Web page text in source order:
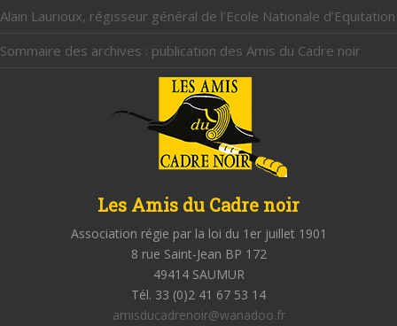
Alain Laurioux, régisseur général de l’Ecole Nationale d’Equitation
Sommaire des archives : publication des Amis du Cadre noir
Les Amis du Cadre noir
Association régie par la loi du 1er juillet 1901
8 rue Saint-Jean BP 172
49414 SAUMUR
Tél. 33 (0)2 41 67 53 14
amisducadrenoir@wanadoo.fr